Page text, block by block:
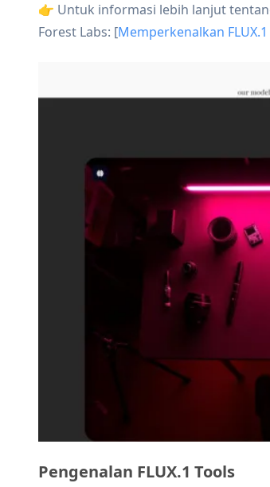
👉 Untuk informasi lebih lanjut
Forest Labs: [Memperkenalkan FLUX.1
Pengenalan FLUX.1 Tools